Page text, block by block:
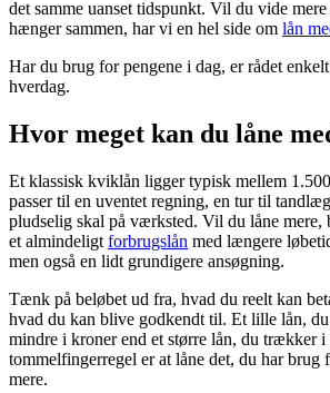
det samme uanset tidspunkt. Vil du vide
hænger sammen, har vi en hel side om lån
Har du brug for pengene i dag, er rådet
hverdag.
Hvor meget kan du låne
Et klassisk kviklån ligger typisk mellem
passer til en uventet regning, en tur til
pludselig skal på værksted. Vil du låne
et almindeligt forbrugslån med længere
men også en lidt grundigere ansøgning.
Tænk på beløbet ud fra, hvad du reelt kan
hvad du kan blive godkendt til. Et lille lån,
mindre i kroner end et større lån, du trækker i
tommelfingerregel er at låne det, du har brug
mere.